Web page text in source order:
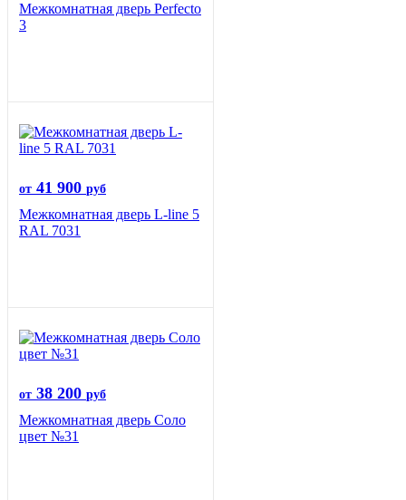
Межкомнатная дверь Perfecto
3
от 41 900 руб
Межкомнатная дверь L-line 5
RAL 7031
от 38 200 руб
Межкомнатная дверь Соло
цвет №31